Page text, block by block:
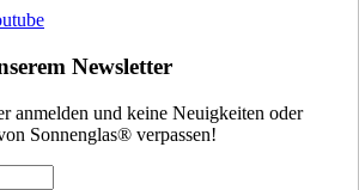
Newsletter
anmelden und keine Neuigkeiten oder
Sonnenglas® verpassen!